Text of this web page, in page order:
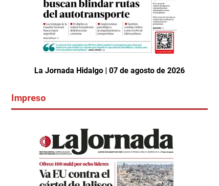
La Jornada Hidalgo | 07 de agosto de 2026
Impreso